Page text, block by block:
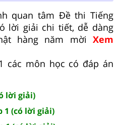
quan tâm Đề thi Tiếng
lời giải chi tiết, dễ dàng
hàng năm mời Xem
các môn học có đáp án
lời giải)
1 (có lời giải)